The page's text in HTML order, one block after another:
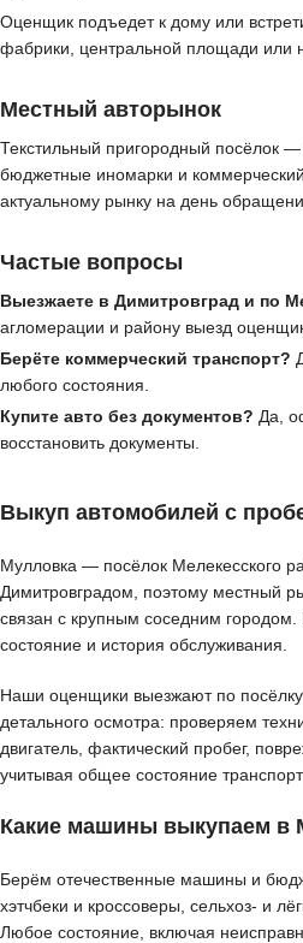
Оценщик подъедет к дому или
фабрики, центральной площади или
Местный авторынок
Текстильный пригородный посёлок
бюджетные иномарки и
актуальному рынку на день
Частые вопросы
Выезжаете в Димитровград и по
агломерации и району выезд
Берёте коммерческий транспорт?
любого состояния.
Купите авто без документов? Да,
восстановить документы.
Выкуп автомобилей с
Мулловка — посёлок Мелекесского
Димитровградом, поэтому местный
связан с крупным соседним
состояние и история обслуживания.
Наши оценщики выезжают по
детального осмотра: проверяем
двигатель, фактический пробег,
учитывая общее состояние
Какие машины выкупаем в
Берём отечественные машины и
хэтчбеки и кроссоверы, сельхоз- и
Любое состояние, включая